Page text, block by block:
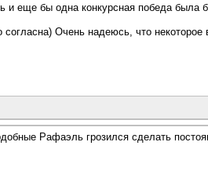
и еще бы одна конкурсная победа была
согласна) Очень надеюсь, что
Рафаэль грозился сделать